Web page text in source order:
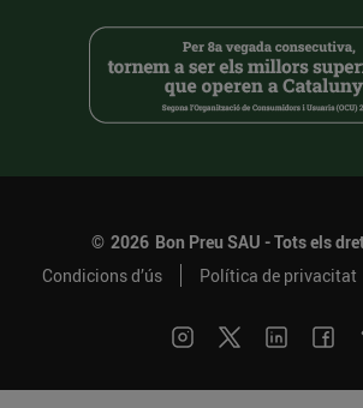
© 2026 Bon Preu SAU - Tots els
Condicions d’ús
Política de privacitat